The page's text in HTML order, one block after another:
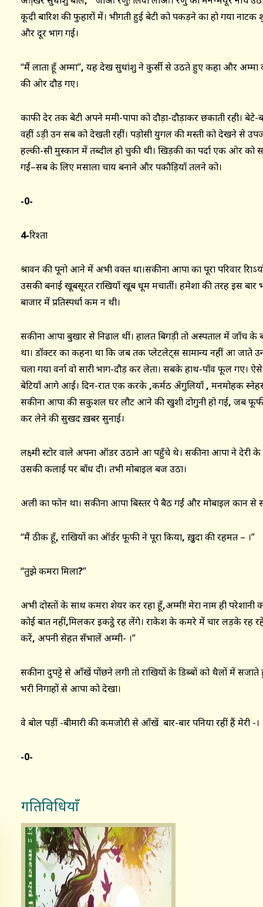
कूदी बारिश की फुहारों में। भीगती हुई बेटी को पकड़ने का हो गया
और दूर भाग गई।
“मैं लाता हूँ अम्मा”, यह देख सुधांशु ने कुर्सी से उठते हुए कहा और अम्मा
की ओर दौड़ गए।
काफी देर तक बेटी अपने ममी-पापा को दौड़ा-दौड़ाकर छकाती रही।
वहीं ऽड़ी उन सब को देखती रहीं। पड़ोसी युगल की मस्ती को देखने से
हल्की-सी मुस्कान में तब्दील हो चुकी थी। खिड़की का पर्दा एक ओर
गईं–सब के लिए मसाला चाय बनाने और पकौड़ियाँ तलने को।
-0-
4-रिश्ता
श्रावन की पूनो आने में अभी वक्त था।सकीना आपा का पूरा परिवार
उसकी बनाई खूबसूरत राखियाँ खूब धूम मचातीं। हमेशा की तरह इस बार
बाजार में प्रतिस्पर्धा कम न थी।
सकीना आपा बुखार से निढाल थीं। हालत बिगड़ी तो अस्पताल में जाँच के
था। डॉक्टर का कहना था कि जब तक प्लेटलेट्स सामान्य नहीं आ जाते
चला गया वर्ना वो सारी भाग-दौड़ कर लेता। सबके हाथ-पाँव फूल
बेटियाँ आगे आईं। दिन-रात एक करके ,कर्मठ अँगुलियाँ , मनमोहक
सकीना आपा की सकुशल घर लौट आने की खुशी दोगुनी हो गई, जब
कर लेने की सुखद ख़बर सुनाई।
लक्ष्मी स्टोर वाले अपना ऑडर उठाने आ पहुँचे थे। सकीना आपा ने देरी के
उसकी कलाई पर बाँध दी। तभी मोबाइल बज उठा।
अली का फोन था। सकीना आपा बिस्तर पे बैठ गईं और मोबाइल कान से
“मैं ठीक हूँ, राखियों का ऑर्डर फूफी ने पूरा किया, ख़ु़दा की रहमत – ।”
“तुझे कमरा मिला?”
अभी दोस्तों के साथ कमरा शेयर कर रहा हूँ,अम्मी! मेरा नाम ही
कोई बात नहीं,मिलकर इकट्ठे रह लेंगे। राकेश के कमरे में चार लड़के रह
करें, अपनी सेहत सँभालें अम्मी- ।”
सकीना दुपट्टे से आँखें पोंछने लगी तो राखियों के डिब्बों को थैलों में सजाते
भरी निगाहों से आपा को देखा।
वे बोल पड़ीं -बीमारी की कमजोरी से आँखें बार-बार पनिया रहीं हैं मेरी -।
-0-
गतिविधियाँ